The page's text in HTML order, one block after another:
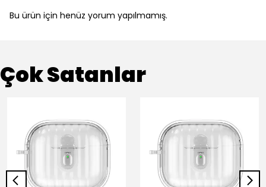
Bu ürün için henüz yorum yapılmamış.
Çok Satanlar